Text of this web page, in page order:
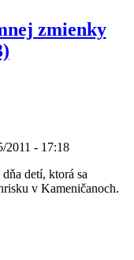
zmienky
2011 - 17:18
detí, ktorá sa
v Kameničanoch.